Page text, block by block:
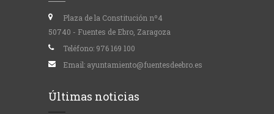
Plaza de la Constitución nº4
50740 - Fuentes de Ebro, Zaragoza
Teléfono: 976 169 100
Email: ayuntamiento@fuentesdeebro.es
Últimas noticias